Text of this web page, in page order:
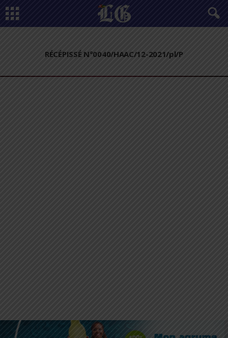
RÉCÉPISSÉ N°0040/HAAC/12-2021/pl/P